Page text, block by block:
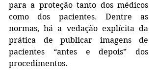
para a proteção tanto dos médicos
como dos pacientes. Dentre as
normas, há a vedação explícita da
prática de publicar imagens de
pacientes “antes e depois” dos
procedimentos.